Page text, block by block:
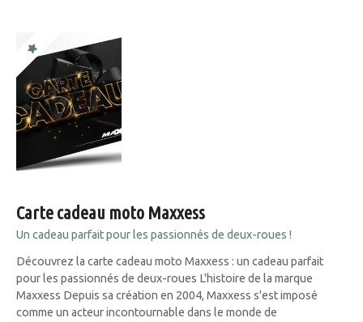
Carte cadeau moto Maxxess
Un cadeau parfait pour les passionnés de deux-roues !
Découvrez la carte cadeau moto Maxxess : un cadeau parfait
pour les passionnés de deux-roues L'histoire de la marque
Maxxess Depuis sa création en 2004, Maxxess s'est imposé
comme un acteur incontournable dans le monde de